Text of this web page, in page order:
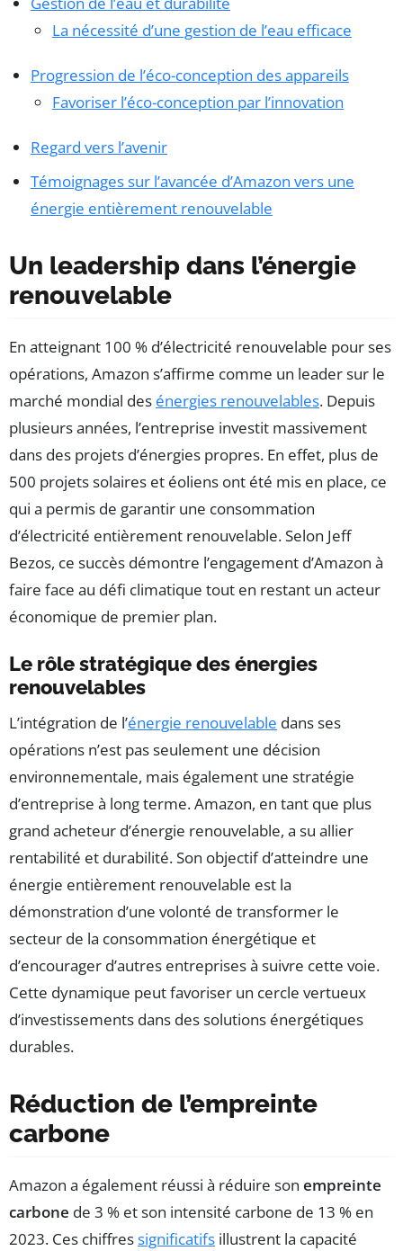
La nécessité d’une gestion de l’eau efficace
Progression de l’éco-conception des appareils
Favoriser l’éco-conception par l’innovation
Regard vers l’avenir
Témoignages sur l’avancée d’Amazon vers une
énergie entièrement renouvelable
Un leadership dans l’énergie
renouvelable
En atteignant 100 % d’électricité renouvelable pour ses
opérations, Amazon s’affirme comme un leader sur le
marché mondial des énergies renouvelables. Depuis
plusieurs années, l’entreprise investit massivement
dans des projets d’énergies propres. En effet, plus de
500 projets solaires et éoliens ont été mis en place, ce
qui a permis de garantir une consommation
d’électricité entièrement renouvelable. Selon Jeff
Bezos, ce succès démontre l’engagement d’Amazon à
faire face au défi climatique tout en restant un acteur
économique de premier plan.
Le rôle stratégique des énergies
renouvelables
L’intégration de l’énergie renouvelable dans ses
opérations n’est pas seulement une décision
environnementale, mais également une stratégie
d’entreprise à long terme. Amazon, en tant que plus
grand acheteur d’énergie renouvelable, a su allier
rentabilité et durabilité. Son objectif d’atteindre une
énergie entièrement renouvelable est la
démonstration d’une volonté de transformer le
secteur de la consommation énergétique et
d’encourager d’autres entreprises à suivre cette voie.
Cette dynamique peut favoriser un cercle vertueux
d’investissements dans des solutions énergétiques
durables.
Réduction de l’empreinte
carbone
Amazon a également réussi à réduire son empreinte
carbone de 3 % et son intensité carbone de 13 % en
2023. Ces chiffressignificatifs illustrent la capacité